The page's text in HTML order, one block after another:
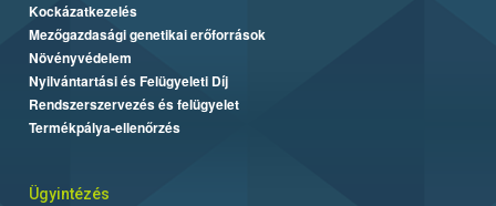
Kockázatkezelés
Mezőgazdasági genetikai erőforrások
Növényvédelem
Nyilvántartási és Felügyeleti Díj
Rendszerszervezés és felügyelet
Termékpálya-ellenőrzés
Ügyintézés